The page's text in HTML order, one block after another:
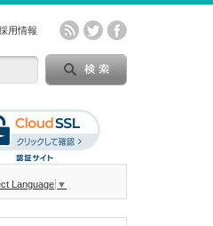
用情報
Language ▼